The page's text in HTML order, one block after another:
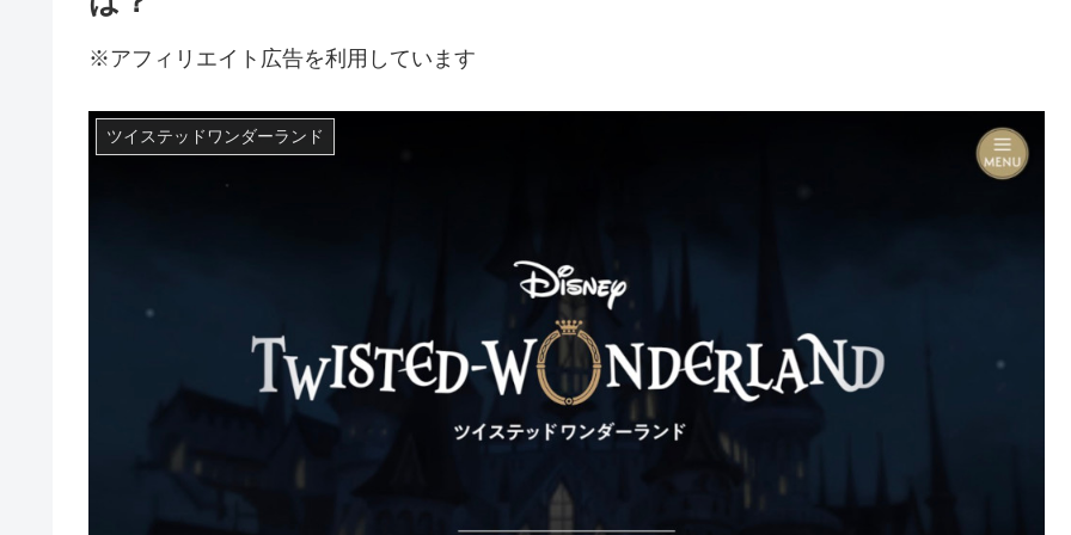
※アフィリエイト広告を利用しています
ツイステッドワンダーランド